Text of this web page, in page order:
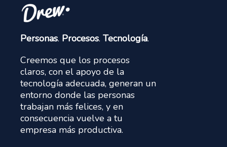
Personas. Procesos. Tecnología.
Creemos que los procesos
claros, con el apoyo de la
tecnología adecuada, generan un
entorno donde las personas
trabajan más felices, y en
consecuencia vuelve a tu
empresa más productiva.